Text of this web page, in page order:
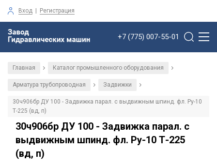
Вход | Регистрация
+7 (775) 007-55-01
Главная / Каталог промышленного оборудования /
Арматура трубопроводная / Задвижки /
30ч906бр ДУ 100 - Задвижка парал. с выдвижным шпинд. фл. Ру-10
Т-225 (вд, п)
30ч906бр ДУ 100 - Задвижка парал. с
выдвижным шпинд. фл. Ру-10 Т-225
(вд, п)